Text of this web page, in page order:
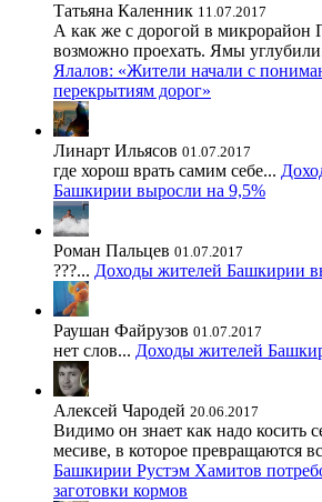
Татьяна Каленник 11.07.2017
А как же с дорогой в микрорайон
возможно проехать. Ямы
Ялалов: «Жители начали с
перекрытиям дорог»
Линарт Ильясов 01.07.2017
где хорош врать самим себе...
Башкирии выросли на 9,5%
Роман Пальцев 01.07.2017
???... Доходы жителей Башкирии
Раушан Файрузов 01.07.2017
нет слов... Доходы жителей
Алексей Чародей 20.06.2017
Видимо он знает как надо косить
месиве, в которое превращаются
Башкирии Рустэм Хамитов
заготовки кормов